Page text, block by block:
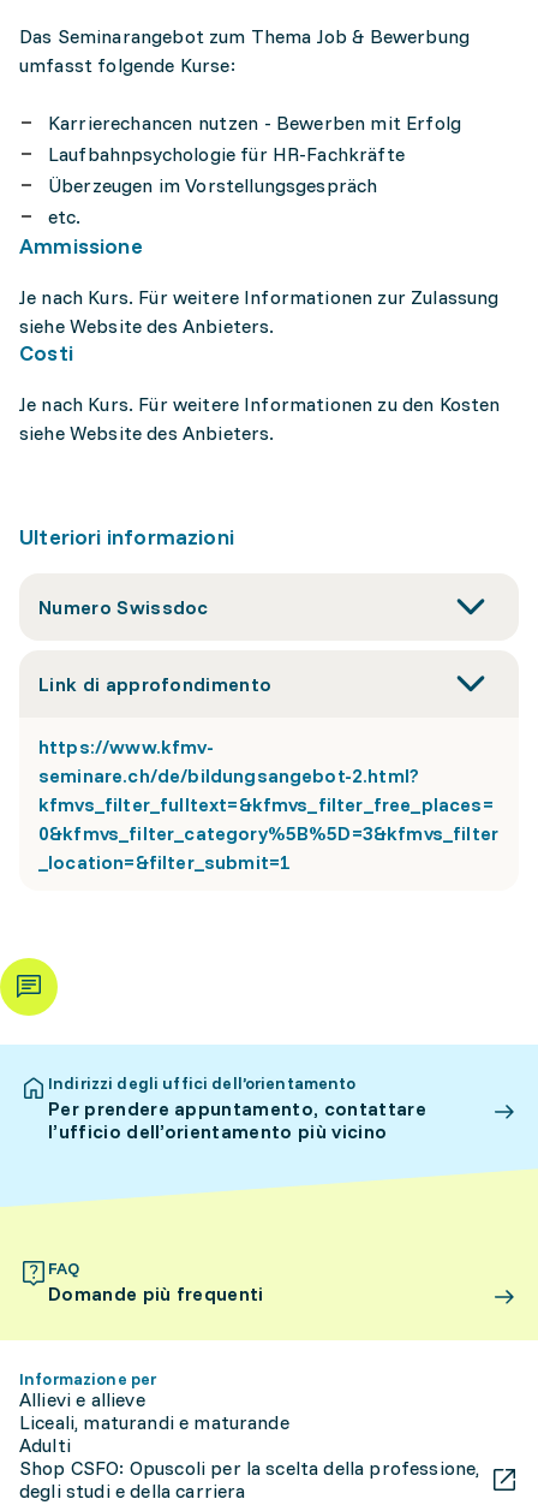
Das Seminarangebot zum Thema Job & Bewerbung
umfasst folgende Kurse:
Karrierechancen nutzen - Bewerben mit Erfolg
Laufbahnpsychologie für HR-Fachkräfte
Überzeugen im Vorstellungsgespräch
etc.
Ammissione
Je nach Kurs. Für weitere Informationen zur Zulassung
siehe Website des Anbieters.
Costi
Je nach Kurs. Für weitere Informationen zu den Kosten
siehe Website des Anbieters.
Ulteriori informazioni
Numero Swissdoc
Link di approfondimento
https://www.kfmv-
seminare.ch/de/bildungsangebot-2.html?
kfmvs_filter_fulltext=&kfmvs_filter_free_places=
0&kfmvs_filter_category%5B%5D=3&kfmvs_filter
_location=&filter_submit=1
Indirizzi degli uffici dell’orientamento
Per prendere appuntamento, contattare
l’ufficio dell’orientamento più vicino
FAQ
Domande più frequenti
Informazione per
Allievi e allieve
Liceali, maturandi e maturande
Adulti
Shop CSFO: Opuscoli per la scelta della professione,
degli studi e della carriera